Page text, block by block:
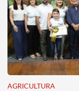
AGRICULTURA